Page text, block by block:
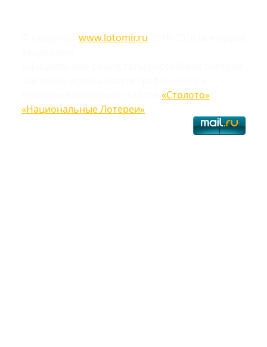
www.lotomir.ru
«Столото»
«Национальные Лотереи»